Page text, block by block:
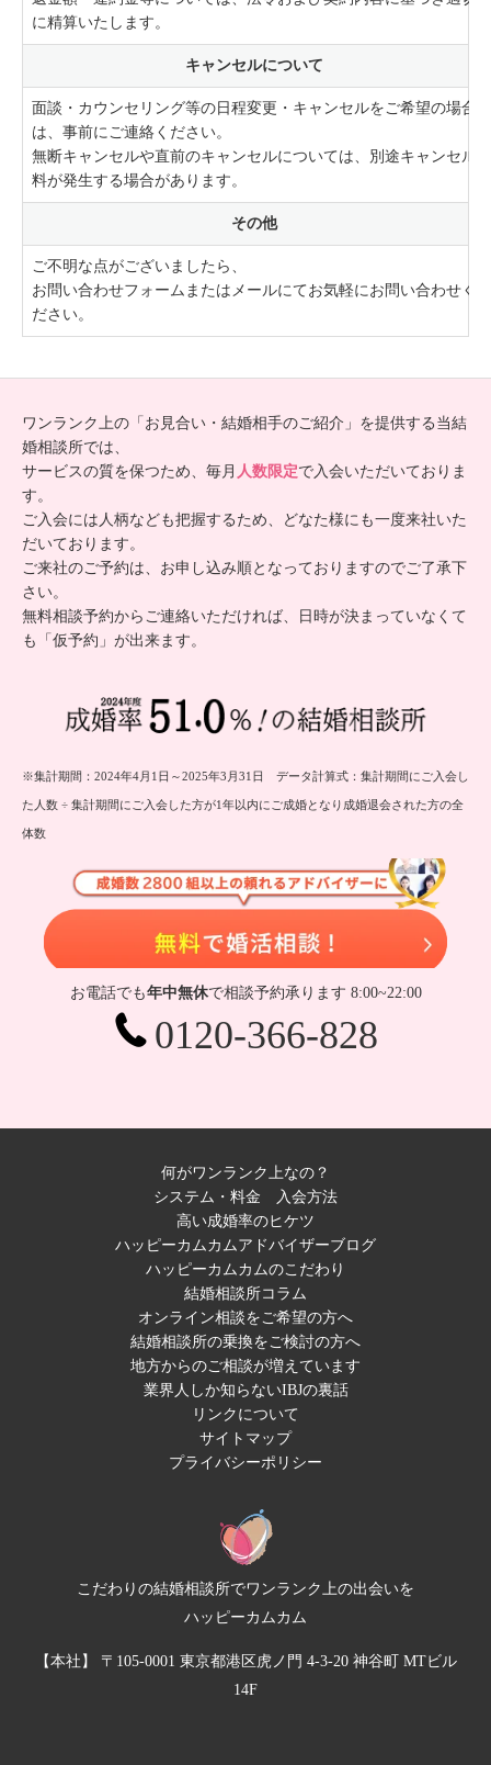
に精算いたします。
キャンセルについて
面談・カウンセリング等の日程変更・キャンセルをご希望の場合
は、事前にご連絡ください。
無断キャンセルや直前のキャンセルについては、別途キャンセル
料が発生する場合があります。
その他
ご不明な点がございましたら、
お問い合わせフォームまたはメールにてお気軽にお問い合わせく
ださい。
ワンランク上の「お見合い・結婚相手のご紹介」を提供する当結
婚相談所では、
サービスの質を保つため、毎月 人数限定で入会いただいておりま
す。
ご入会には人柄なども把握するため、どなた様にも一度来社いた
だいております。
ご来社のご予約は、お申し込み順となっておりますのでご了承下
さい。
無料相談予約からご連絡いただければ、日時が決まっていなくて
も「仮予約」が出来ます。
※集計期間：2024年4月1日～2025年3月31日 データ計算式：集計期間にご入会し
た人数 ÷ 集計期間にご入会した方が1年以内にご成婚となり成婚退会された方の全
体数
お電話でも年中無休で相談予約承ります 8:00~22:00
0120-366-828
何がワンランク上なの？
システム・料金
入会方法
高い成婚率のヒケツ
ハッピーカムカムアドバイザーブログ
ハッピーカムカムのこだわり
結婚相談所コラム
オンライン相談をご希望の方へ
結婚相談所の乗換をご検討の方へ
地方からのご相談が増えています
業界人しか知らないIBJの裏話
リンクについて
サイトマップ
プライバシーポリシー
こだわりの結婚相談所でワンランク上の出会いを
ハッピーカムカム
【本社】 〒105-0001 東京都港区虎ノ門 4-3-20 神谷町 MTビル
14F